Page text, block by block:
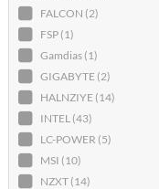
FALCON (2)
FSP (1)
Gamdias (1)
GIGABYTE (2)
HALNZIYE (14)
INTEL (43)
LC-POWER (5)
MSI (10)
NZXT (14)